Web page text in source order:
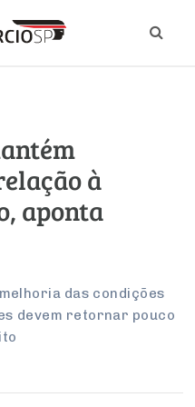
Trabalho
à
aponta
das condições
devem retornar pouco